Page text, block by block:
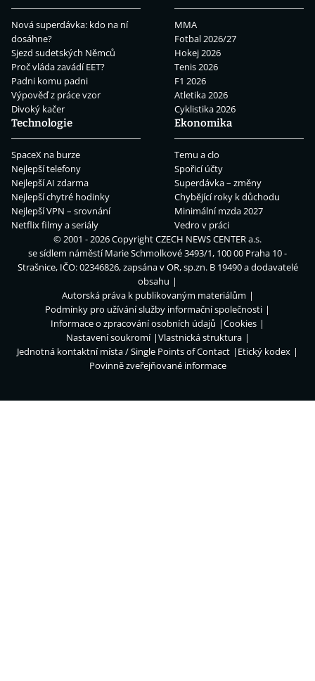
Nová superdávka: kdo na ní
dosáhne?
Sjezd sudetských Němců
Proč vláda zavádí EET?
Padni komu padni
Výpověď z práce vzor
Divoký kačer
MMA
Fotbal 2026/27
Hokej 2026
Tenis 2026
F1 2026
Atletika 2026
Cyklistika 2026
Technologie
SpaceX na burze
Nejlepší telefony
Nejlepší AI zdarma
Nejlepší chytré hodinky
Nejlepší VPN – srovnání
Netflix filmy a seriály
Ekonomika
Temu a clo
Spořicí účty
Superdávka – změny
Chybějící roky k důchodu
Minimální mzda 2027
Vedro v práci
© 2001 - 2026 CopyrightCZECH NEWS CENTER a.s.
se sídlem náměstí Marie Schmolkové 3493/1, 100 00 Praha 10 -
Strašnice, IČO: 02346826, zapsána v OR, sp.zn. B 19490 a dodavatelé
obsahu
Autorská práva k publikovaným materiálům
Podmínky pro užívání služby informační společnosti
Informace o zpracování osobních údajů
Cookies
Nastavení soukromí
Vlastnická struktura
Jednotná kontaktní místa / Single Points of Contact
Etický kodex
Povinně zveřejňované informace